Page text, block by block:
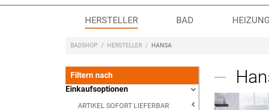
HERSTELLER BAD
BADSHOP / HERSTELLER / HANSA
Filtern nach
Einkaufsoptionen
ARTIKEL SOFORT LIEFERBAR